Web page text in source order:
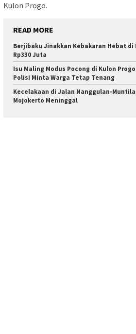
Kulon Progo.
READ MORE
Berjibaku Jinakkan Kebakaran Hebat di
Rp330 Juta
Isu Maling Modus Pocong di Kulon
Polisi Minta Warga Tetap Tenang
Kecelakaan di Jalan Nanggulan-
Mojokerto Meninggal